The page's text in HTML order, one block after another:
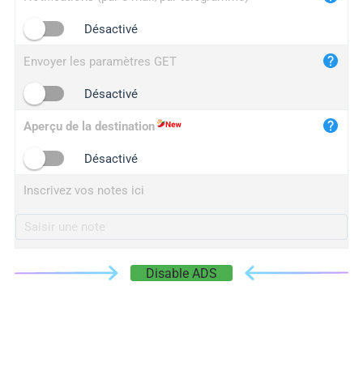
Désactivé
Envoyer les paramètres GET
Désactivé
Aperçu de la destination
Désactivé
Inscrivez vos notes ici
Disable ADS